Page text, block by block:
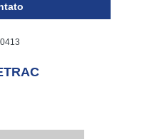
Mogi das Cruzes
ep Rio Grande da